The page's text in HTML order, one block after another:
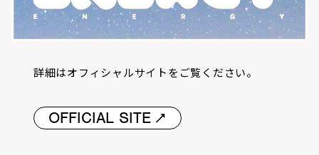
詳細はオフィシャルサイトをご覧ください。
OFFICIAL SITE